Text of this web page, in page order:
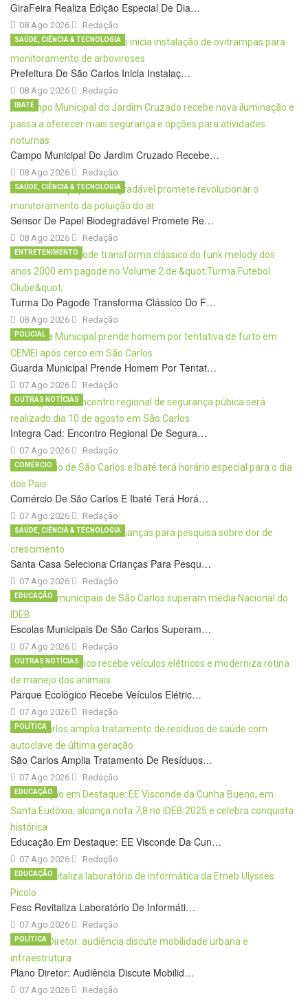
GiraFeira Realiza Edição Especial De Dia…
08 Ago 2026 Redação
Prefeitura De São Carlos Inicia Instalaç…
08 Ago 2026
SAÚDE, CIÊNCIA & TECNOLOGIA
Redação
Campo Municipal Do Jardim Cruzado Recebe…
08 Ago 2026
IBATÉ
Redação
Sensor De Papel Biodegradável Promete Re…
08 Ago 2026
SAÚDE, CIÊNCIA & TECNOLOGIA
Redação
Turma Do Pagode Transforma Clássico Do F…
08 Ago 2026
ENTRETENIMENTO
Redação
Guarda Municipal Prende Homem Por Tentat…
07 Ago 2026
POLICIAL
Redação
Integra Cad: Encontro Regional De Segura…
07 Ago 2026
OUTRAS NOTÍCIAS
Redação
Comércio De São Carlos E Ibaté Terá Horá…
07 Ago 2026
COMÉRCIO
Redação
Santa Casa Seleciona Crianças Para Pesqu…
07 Ago 2026
SAÚDE, CIÊNCIA & TECNOLOGIA
Redação
Escolas Municipais De São Carlos Superam…
07 Ago 2026
EDUCAÇÃO
Redação
Parque Ecológico Recebe Veículos Elétric…
07 Ago 2026
OUTRAS NOTÍCIAS
Redação
São Carlos Amplia Tratamento De Resíduos…
07 Ago 2026
POLÍTICA
Redação
Educação Em Destaque: EE Visconde Da Cun…
07 Ago 2026
EDUCAÇÃO
Redação
Fesc Revitaliza Laboratório De Informáti…
07 Ago 2026
EDUCAÇÃO
Redação
Plano Diretor: Audiência Discute Mobilid…
07 Ago 2026
POLÍTICA
Redação